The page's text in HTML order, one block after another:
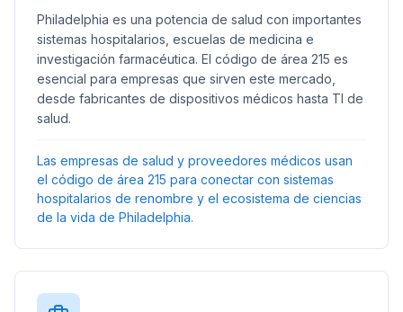
Philadelphia es una potencia de salud con importantes
sistemas hospitalarios, escuelas de medicina e
investigación farmacéutica. El código de área 215 es
esencial para empresas que sirven este mercado,
desde fabricantes de dispositivos médicos hasta TI de
salud.
Las empresas de salud y proveedores médicos usan
el código de área 215 para conectar con sistemas
hospitalarios de renombre y el ecosistema de ciencias
de la vida de Philadelphia.